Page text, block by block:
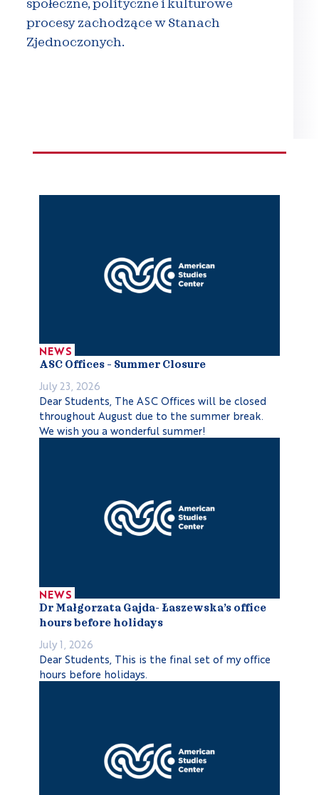
społeczne, polityczne i kulturowe
procesy zachodzące w Stanach
Zjednoczonych.
NEWS
ASC Offices – Summer Closure
July 23, 2026
Dear Students, The ASC Offices will be closed
throughout August due to the summer break.
We wish you a wonderful summer!
NEWS
Dr Małgorzata Gajda- Łaszewska’s office
hours before holidays
July 1, 2026
Dear Students, This is the final set of my office
hours before holidays.